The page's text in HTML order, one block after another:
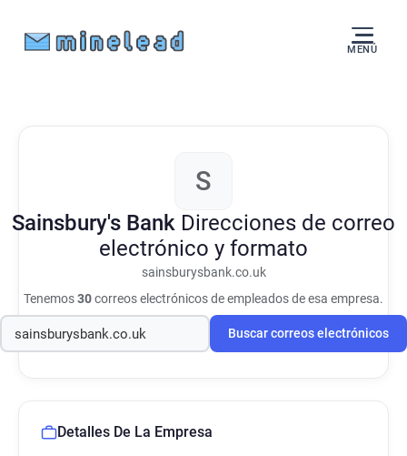
MENÚ
S
Sainsbury's Bank Direcciones de correo
electrónico y formato
sainsburysbank.co.uk
Tenemos30correos electrónicos de empleados de esa empresa.
Buscar correos electrónicos
Detalles De La Empresa